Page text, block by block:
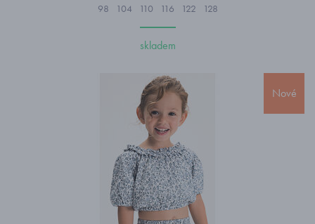
98 104 110 116 122 128
skladem
Nové